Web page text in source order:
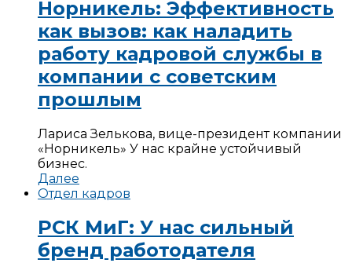
Норникель: Эффективность
как вызов: как наладить
работу кадровой службы в
компании с советским
прошлым
Лариса Зелькова, вице-президент компании
«Норникель» У нас крайне устойчивый
бизнес.
Далее
Отдел кадров
РСК МиГ: У нас сильный
бренд работодателя